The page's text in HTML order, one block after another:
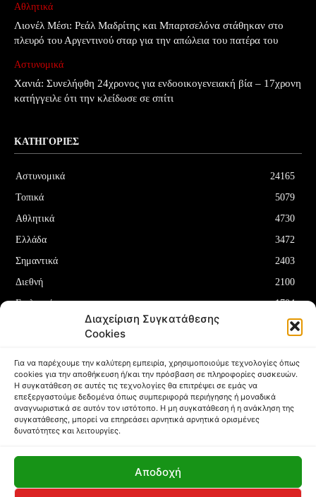
Διαχείριση Συγκατάθεσης
Cookies
Για να παρέχουμε την καλύτερη εμπειρία, χρησιμοποιούμε τεχνολογίες όπως
cookies για την αποθήκευση ή/και την πρόσβαση σε πληροφορίες συσκευών.
Η συγκατάθεση σε αυτές τις τεχνολογίες θα επιτρέψει σε εμάς να
επεξεργαστούμε δεδομένα όπως συμπεριφορά περιήγησης ή μοναδικά
αναγνωριστικά σε αυτόν τον ιστότοπο. Η μη συγκατάθεση ή η ανάκληση της
συγκατάθεσης, μπορεί να επηρεάσει αρνητικά αρνητικά ορισμένες
δυνατότητες και λειτουργίες.
Αποδοχή
Αθλητικά
Λιονέλ Μέσι: Ρεάλ Μαδρίτης και Μπαρτσελόνα στάθηκαν στο
πλευρό του Αργεντινού σταρ για την απώλεια του πατέρα του
Αστυνομικά
Χανιά: Συνελήφθη 24χρονος για ενδοοικογενειακή βία – 17χρονη
κατήγγειλε ότι την κλείδωσε σε σπίτι
ΚΑΤΗΓΟΡΊΕΣ
Αστυνομικά
24165
Τοπικά
5079
Αθλητικά
4730
Ελλάδα
3472
Σημαντικά
2403
Διεθνή
2100
Επιλεγμένα
1704
1180
ΌΡΟΙ ΚΑΙ ΠΡΟΫΠΟΘΈΣΕΙΣ
ΠΟΛΙΤΙΚΉ COOKIES (ΕΕ)
Copyright © Papafotis.gr 2024